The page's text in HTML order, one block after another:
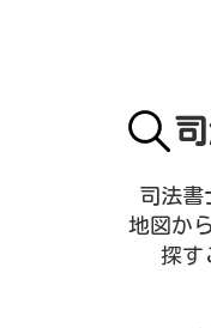
司法書
地図か
探す